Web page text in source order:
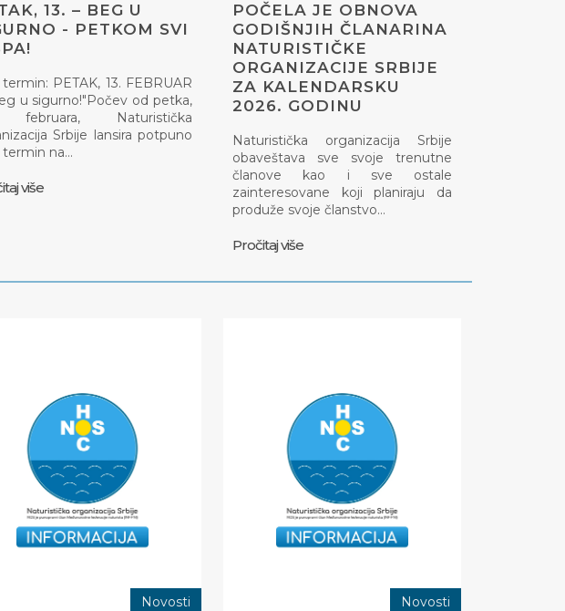
13. – BEG U
- PETKOM SVI
PETAK, 13. FEBRUAR
u sigurno!"Počev od petka,
februara, Naturistička
Srbije lansira potpuno
termin na…
više
POČELA JE OBNOVA
GODIŠNJIH ČLANARINA
NATURISTIČKE
ORGANIZACIJE SRBIJE
ZA KALENDARSKU
2026. GODINU
Naturistička organizacija Srbije
obaveštava sve svoje trenutne
članove kao i sve ostale
zainteresovane koji planiraju da
produže svoje članstvo…
Pročitaj više
Novosti Novosti